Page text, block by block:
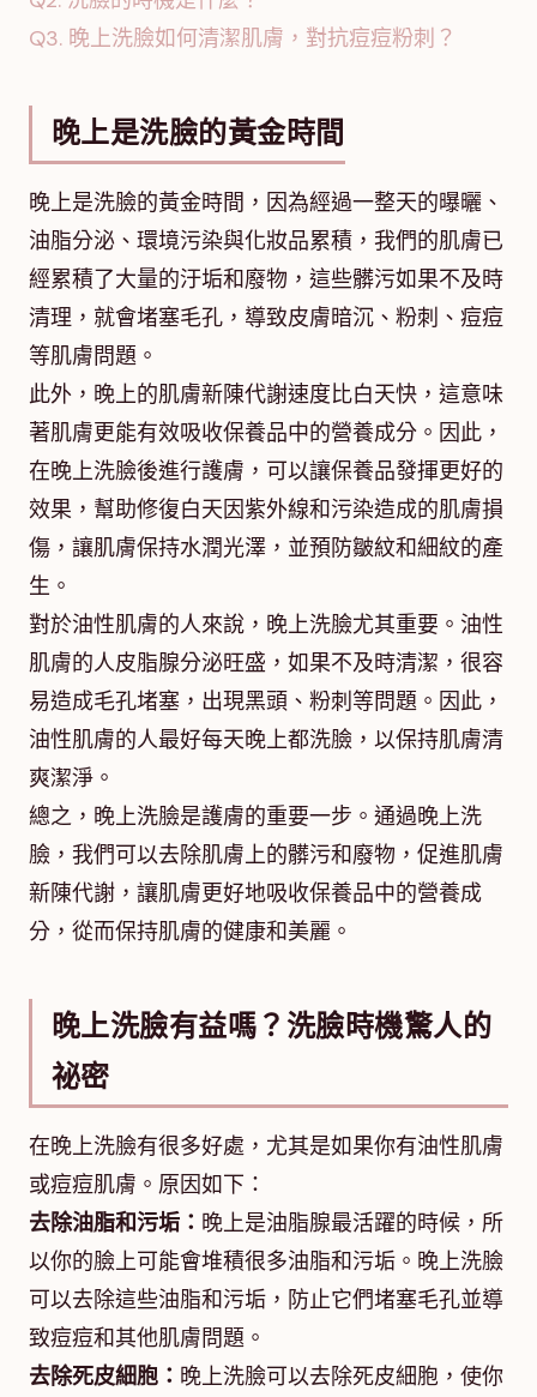
Q3. 晚上洗臉如何清潔肌膚，對抗痘痘粉刺？
晚上是洗臉的黃金時間
晚上是洗臉的黃金時間，因為經過一整天的曝曬、
油脂分泌、環境污染與化妝品累積，我們的肌膚已
經累積了大量的汙垢和廢物，這些髒污如果不及時
清理，就會堵塞毛孔，導致皮膚暗沉、粉刺、痘痘
等肌膚問題。
此外，晚上的肌膚新陳代謝速度比白天快，這意味
著肌膚更能有效吸收保養品中的營養成分。因此，
在晚上洗臉後進行護膚，可以讓保養品發揮更好的
效果，幫助修復白天因紫外線和污染造成的肌膚損
傷，讓肌膚保持水潤光澤，並預防皺紋和細紋的產
生。
對於油性肌膚的人來說，晚上洗臉尤其重要。油性
肌膚的人皮脂腺分泌旺盛，如果不及時清潔，很容
易造成毛孔堵塞，出現黑頭、粉刺等問題。因此，
油性肌膚的人最好每天晚上都洗臉，以保持肌膚清
爽潔淨。
總之，晚上洗臉是護膚的重要一步。通過晚上洗
臉，我們可以去除肌膚上的髒污和廢物，促進肌膚
新陳代謝，讓肌膚更好地吸收保養品中的營養成
分，從而保持肌膚的健康和美麗。
晚上洗臉有益嗎？洗臉時機驚人的
祕密
在晚上洗臉有很多好處，尤其是如果你有油性肌膚
或痘痘肌膚。原因如下：
去除油脂和污垢： 晚上是油脂腺最活躍的時候，所
以你的臉上可能會堆積很多油脂和污垢。晚上洗臉
可以去除這些油脂和污垢，防止它們堵塞毛孔並導
致痘痘和其他肌膚問題。
去除死皮細胞： 晚上洗臉可以去除死皮細胞，使你